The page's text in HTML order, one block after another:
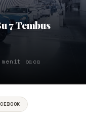
7 Tembus
baca